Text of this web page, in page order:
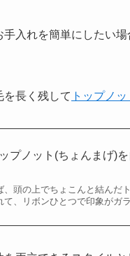
入れを簡単にしたい
を長く残して トップノ
プノット(ちょんまげ)
、頭の上でちょこんと結んだ
て、リボンひとつで印象がガ